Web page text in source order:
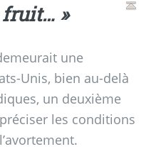
fruit… »
une
Unis, bien au-delà
un deuxième
les conditions